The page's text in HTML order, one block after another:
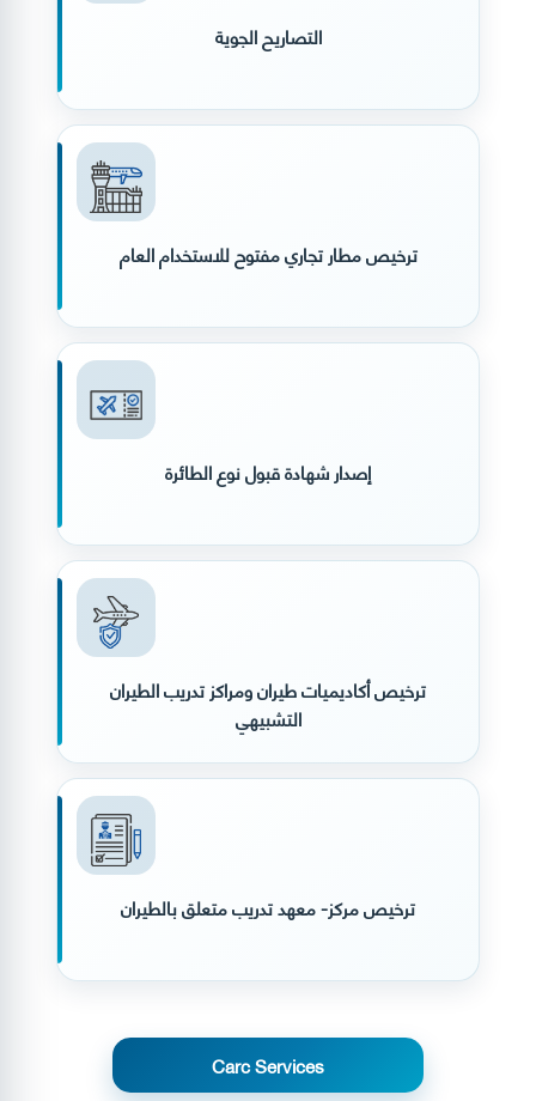
التصاريح الجوية
ترخيص مطار تجاري مفتوح للاستخدام العام
إصدار شهادة قبول نوع الطائرة
ترخيص أكاديميات طيران ومراكز تدريب الطيران
التشبيهي
ترخيص مركز- معهد تدريب متعلق بالطيران
Carc Services